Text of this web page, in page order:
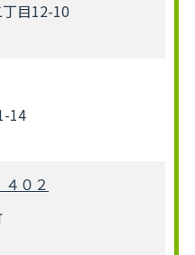
目12-10
14
０２